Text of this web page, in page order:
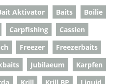
Aktivator Baits
Boilie
Carpfishing
Cassien
Freezer
Freezerbaits
Jubilaeum
Karpfen